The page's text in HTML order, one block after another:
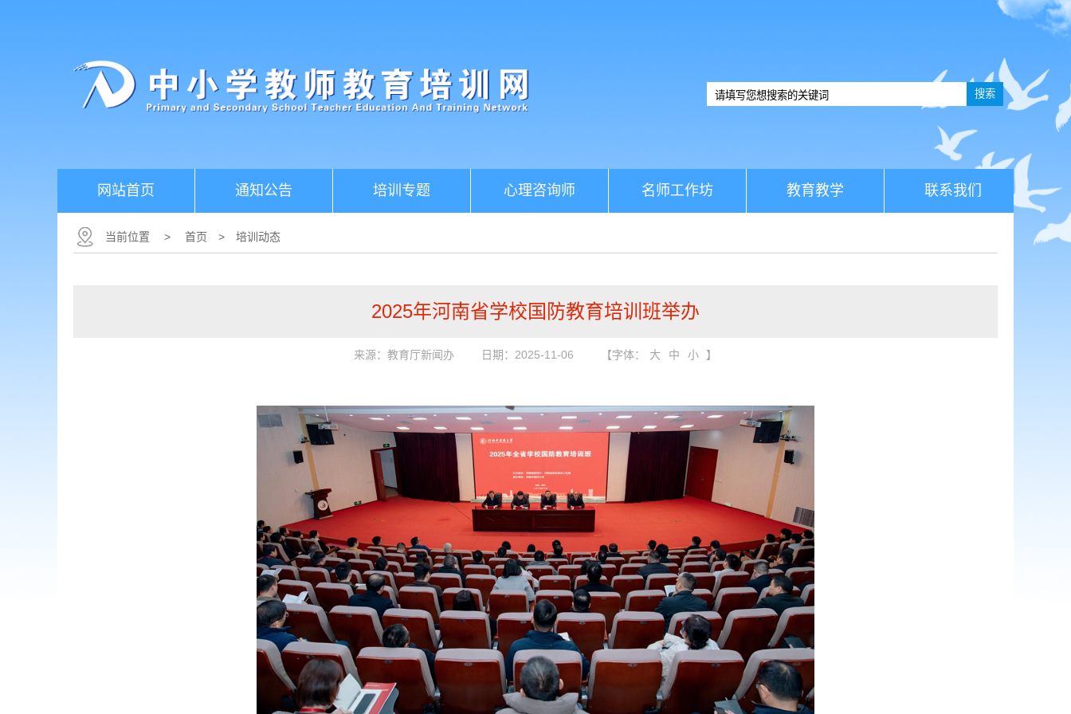
搜索
网站首页 通知公告 培训专题 心理咨询师 名师工作坊 教育教学 联系我们
当前位置 > 首页 > 培训动态
2025年河南省学校国防教育培训班举办
来源：教育厅新闻办 日期：2025-11-06 【字体： 大 中 小 】